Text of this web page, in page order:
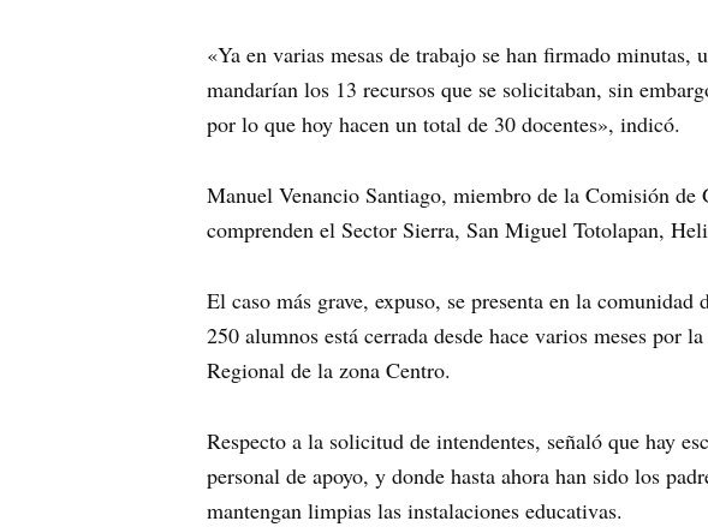
«Ya en varias mesas de trabajo se han firmado
mandarían los 13 recursos que se solicitaban, sin
por lo que hoy hacen un total de 30 docentes», indicó.
Manuel Venancio Santiago, miembro de la Comisión
comprenden el Sector Sierra, San Miguel Totolapan,
El caso más grave, expuso, se presenta en la
250 alumnos está cerrada desde hace varios meses por
Regional de la zona Centro.
Respecto a la solicitud de intendentes, señaló que hay
personal de apoyo, y donde hasta ahora han sido los
mantengan limpias las instalaciones educativas.